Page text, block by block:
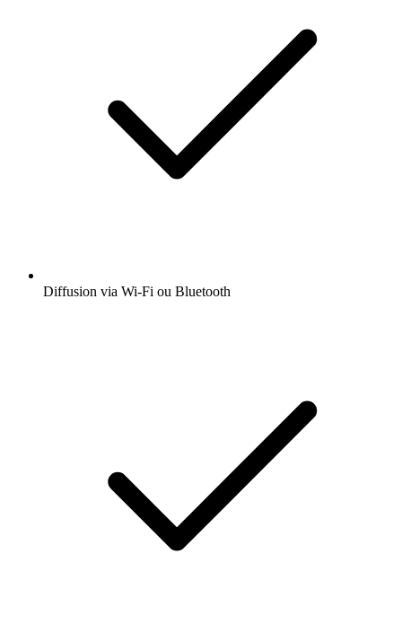
Diffusion via Wi-Fi ou Bluetooth